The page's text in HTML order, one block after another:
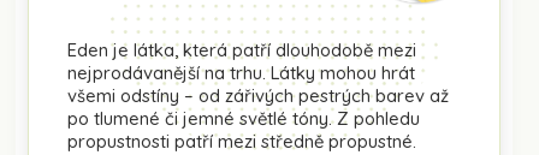
Eden je látka, která patří dlouhodobě mezi
nejprodávanější na trhu. Látky mohou hrát
všemi odstíny – od zářivých pestrých barev až
po tlumené či jemné světlé tóny. Z pohledu
propustnosti patří mezi středně propustné.